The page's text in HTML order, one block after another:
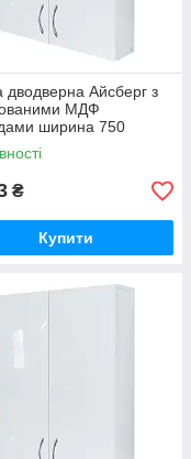
Айсберг з
МДФ
ширина 750
Мебель (5102707)
₴
Купити